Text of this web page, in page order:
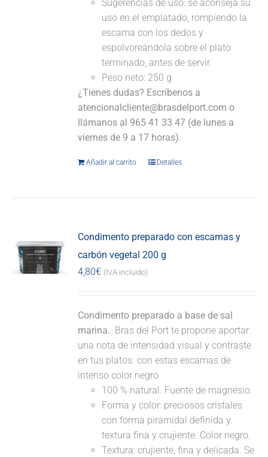
Sugerencias de uso: se aconseja su
uso en el emplatado, rompiendo la
escama con los dedos y
espolvoreándola sobre el plato
terminado, antes de servir.
Peso neto: 250 g
¿Tienes dudas? Escríbenos a
atencionalcliente@brasdelport.com o
llámanos al 965 41 33 47 (de lunes a
viernes de 9 a 17 horas).
Añadir al carrito Detalles
Condimento preparado con escamas y
carbón vegetal 200 g
4,80€ (IVA incluido)
Condimento preparado a base de sal
marina. Bras del Port te propone aportar
una nota de intensidad visual y contraste
en tus platos. con estas escamas de
intenso color negro.
100 % natural. Fuente de magnesio.
Forma y color: preciosos cristales
con forma piramidal definida y
textura fina y crujiente. Color negro.
Textura: crujiente, fina y delicada. Se